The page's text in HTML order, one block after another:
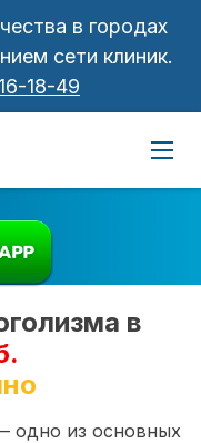
в городах
сети клиник.
18-49
в
одно из основных